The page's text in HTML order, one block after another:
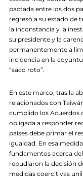
pactada entre los dos
regresó a su estado de
la inconstancia y la
su presidente y la
permanentemente a
incidencia en la
“saco roto”.
En este marco, tras la
relacionados con
cumplido los Acuerdos
obligada a responder
países debe primar el
igualdad. En esa
fundamentos acerca
repudiaron la decisión
medidas coercitivas